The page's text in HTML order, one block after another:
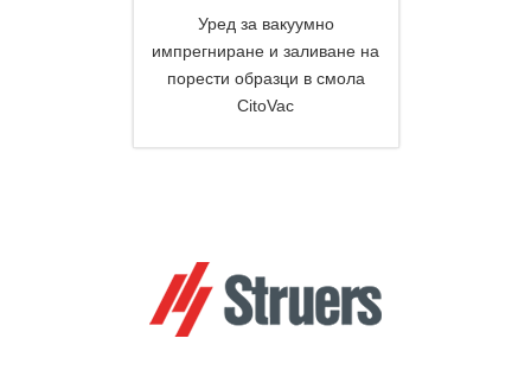
DETAILS
Уред за вакуумно
импрегниране и заливане на
порести образци в смола
CitoVac